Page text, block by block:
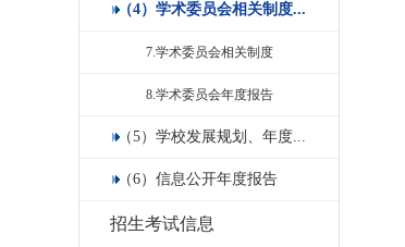
（4）学术委员会相关制度...
7.学术委员会相关制度
8.学术委员会年度报告
（5）学校发展规划、年度...
（6）信息公开年度报告
招生考试信息